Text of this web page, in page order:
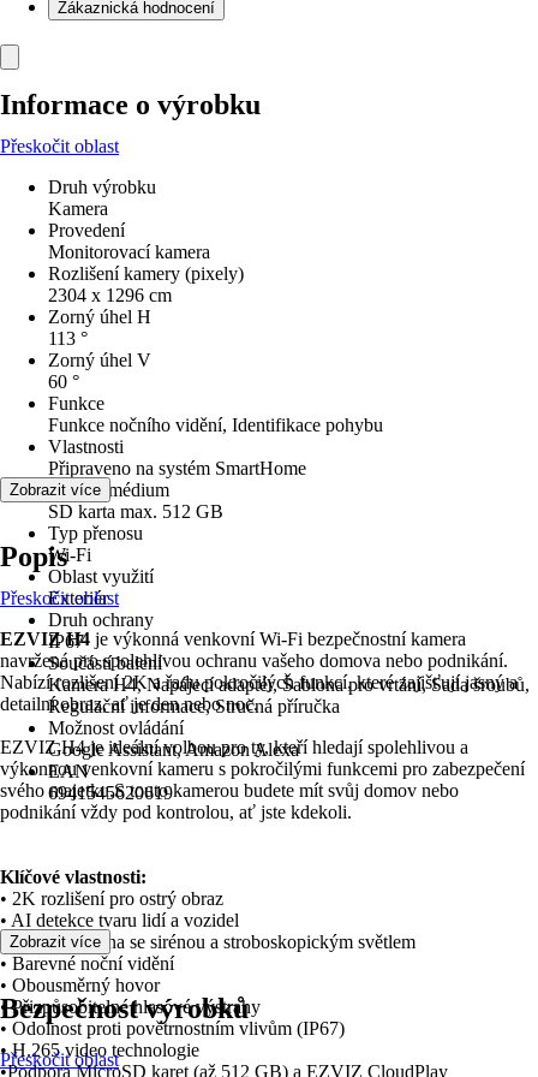
Zákaznická hodnocení
Informace o výrobku
Přeskočit oblast
Druh výrobku
Kamera
Provedení
Monitorovací kamera
Rozlišení kamery (pixely)
2304 x 1296 cm
Zorný úhel H
113 °
Zorný úhel V
60 °
Funkce
Funkce nočního vidění, Identifikace pohybu
Vlastnosti
Připraveno na systém SmartHome
Úložné médium
SD karta max. 512 GB
Typ přenosu
Wi-Fi
Oblast využití
Exteriér
Druh ochrany
IP67
Součástí balení
Kamera H4, Napájecí adaptér, Šablona pro vrtání, Sada šroubů,
Regulační informace, Stručná příručka
Možnost ovládání
Google Assistant, Amazon Alexa
EAN
6941545620619
Zobrazit více
Popis
Přeskočit oblast
EZVIZ H4 je výkonná venkovní Wi-Fi bezpečnostní kamera
navržená pro spolehlivou ochranu vašeho domova nebo podnikání.
Nabízí rozlišení 2K a řadu pokročilých funkcí, které zajišťují jasný a
detailní obraz, ať je den nebo noc.
EZVIZ H4 je ideální volbou pro ty, kteří hledají spolehlivou a
výkonnou venkovní kameru s pokročilými funkcemi pro zabezpečení
svého majetku.S touto kamerou budete mít svůj domov nebo
podnikání vždy pod kontrolou, ať jste kdekoli.
Klíčové vlastnosti:
• 2K rozlišení pro ostrý obraz
• AI detekce tvaru lidí a vozidel
• Aktivní obrana se sirénou a stroboskopickým světlem
• Barevné noční vidění
• Obousměrný hovor
• Přizpůsobitelné hlasové výstrahy
• Odolnost proti povětrnostním vlivům (IP67)
• H.265 video technologie
•Podpora MicroSD karet (až 512 GB) a EZVIZ CloudPlay
Zobrazit více
Bezpečnost výrobků
Přeskočit oblast